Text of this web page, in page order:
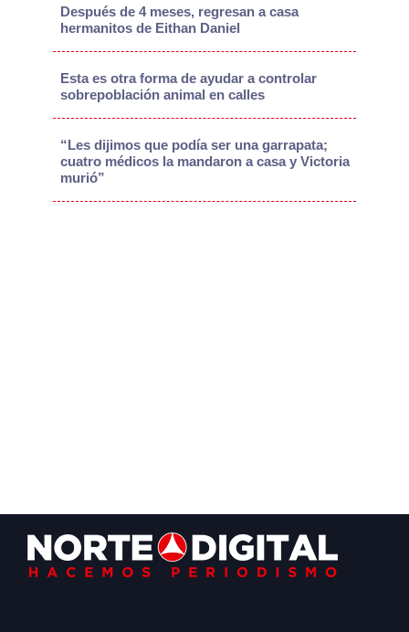
Después de 4 meses, regresan a casa
hermanitos de Eithan Daniel
Esta es otra forma de ayudar a controlar
sobrepoblación animal en calles
“Les dijimos que podía ser una garrapata;
cuatro médicos la mandaron a casa y Victoria
murió”
Footer